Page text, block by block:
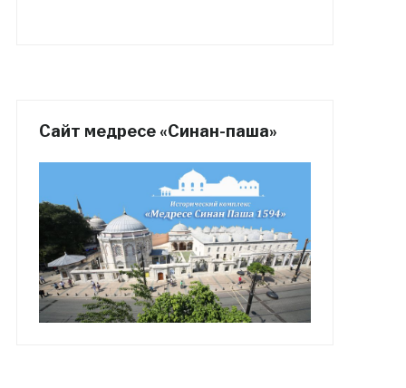
Сайт медресе «Синан-паша»